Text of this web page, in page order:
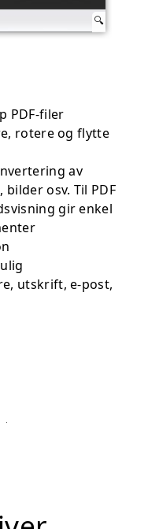
PDF-filer
rotere og flytte
av
osv. Til PDF
gir enkel
utskrift, e-post,